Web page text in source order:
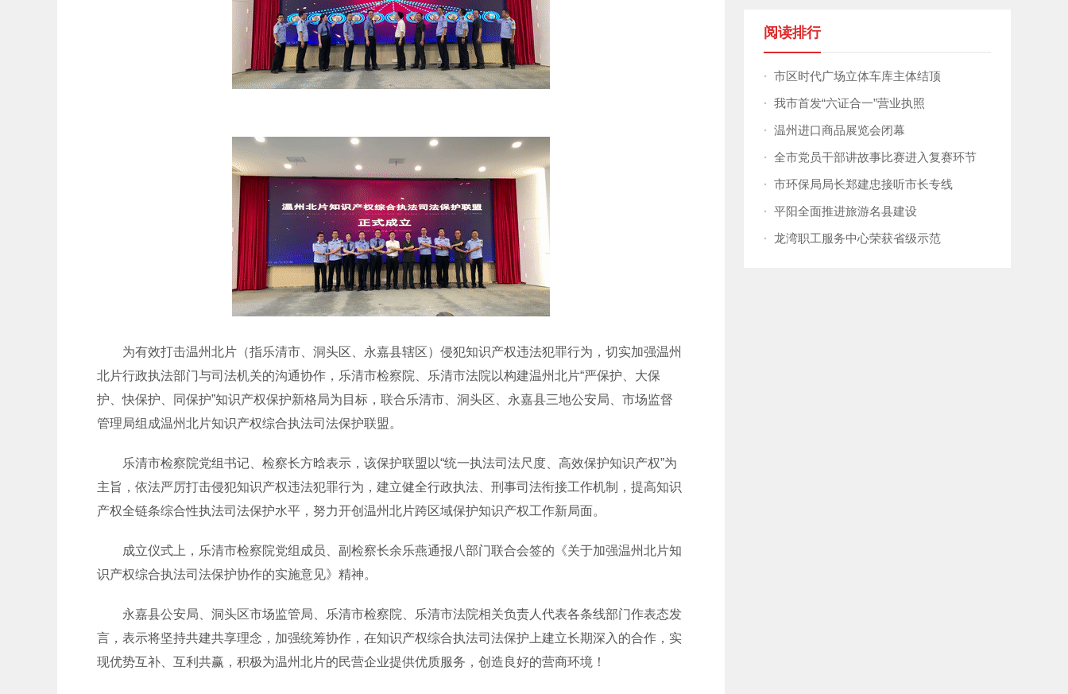
为有效打击温州北片（指乐清市、洞头区、永嘉县辖区）侵犯知识产权违法犯罪行为，切实加强温州
北片行政执法部门与司法机关的沟通协作，乐清市检察院、乐清市法院以构建温州北片“严保护、大保
护、快保护、同保护”知识产权保护新格局为目标，联合乐清市、洞头区、永嘉县三地公安局、市场监督
管理局组成温州北片知识产权综合执法司法保护联盟。
乐清市检察院党组书记、检察长方晗表示，该保护联盟以“统一执法司法尺度、高效保护知识产权”为
主旨，依法严厉打击侵犯知识产权违法犯罪行为，建立健全行政执法、刑事司法衔接工作机制，提高知识
产权全链条综合性执法司法保护水平，努力开创温州北片跨区域保护知识产权工作新局面。
成立仪式上，乐清市检察院党组成员、副检察长余乐燕通报八部门联合会签的《关于加强温州北片知
识产权综合执法司法保护协作的实施意见》精神。
永嘉县公安局、洞头区市场监管局、乐清市检察院、乐清市法院相关负责人代表各条线部门作表态发
言，表示将坚持共建共享理念，加强统筹协作，在知识产权综合执法司法保护上建立长期深入的合作，实
现优势互补、互利共赢，积极为温州北片的民营企业提供优质服务，创造良好的营商环境！
阅读排行
· 市区时代广场立体车库主体结顶
· 我市首发“六证合一”营业执照
· 温州进口商品展览会闭幕
· 全市党员干部讲故事比赛进入复赛环节
· 市环保局局长郑建忠接听市长专线
· 平阳全面推进旅游名县建设
· 龙湾职工服务中心荣获省级示范